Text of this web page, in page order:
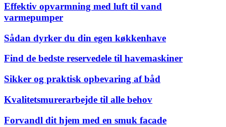
Effektiv opvarmning med luft til vand
varmepumper
Sådan dyrker du din egen køkkenhave
Find de bedste reservedele til havemaskiner
Sikker og praktisk opbevaring af båd
Kvalitetsmurerarbejde til alle behov
Forvandl dit hjem med en smuk facade